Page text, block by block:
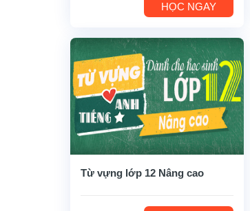
HỌC NGAY
Từ vựng lớp 12 Nâng cao